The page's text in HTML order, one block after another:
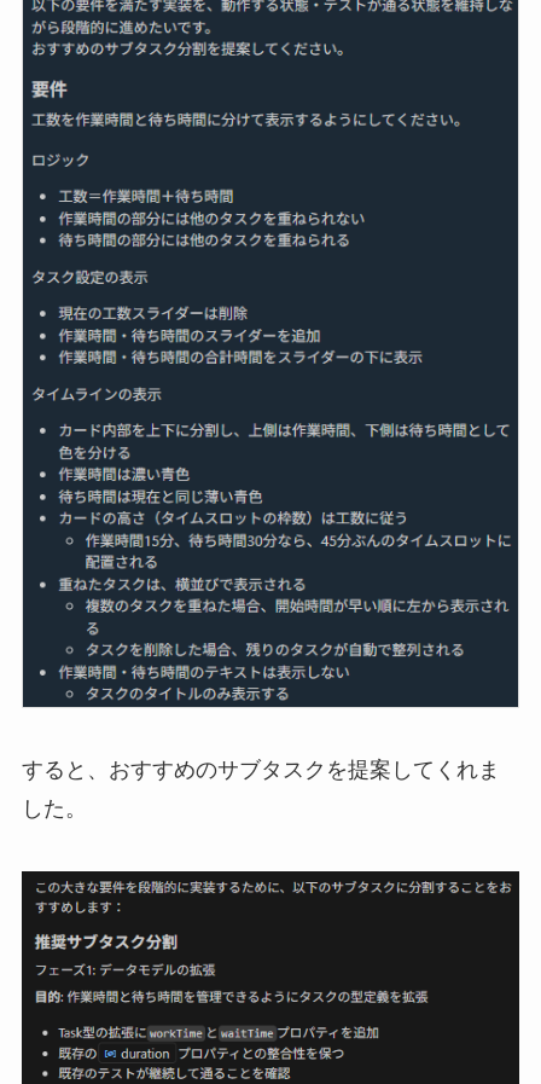
すると、おすすめのサブタスクを提案してくれま
した。